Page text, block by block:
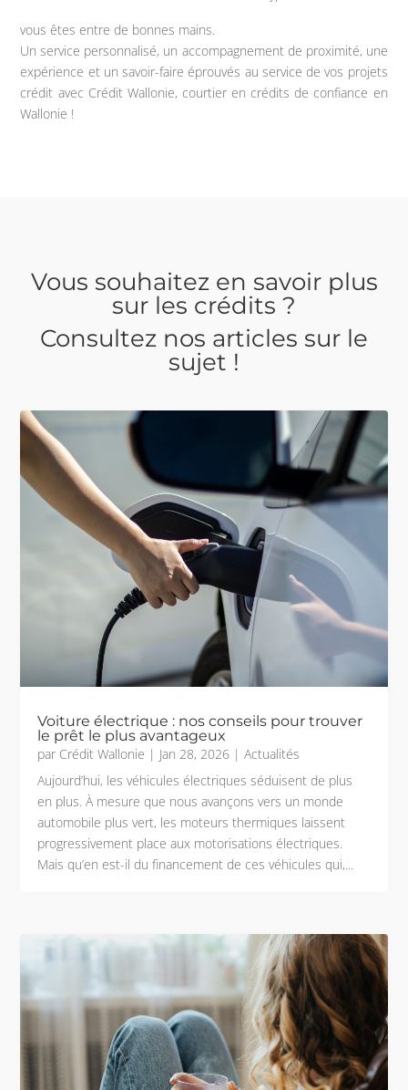
vous êtes entre de bonnes mains.
Un service personnalisé, un accompagnement de proximité, une
expérience et un savoir-faire éprouvés au service de vos projets
crédit avec Crédit Wallonie, courtier en crédits de confiance en
Wallonie !
Vous souhaitez en savoir plus
sur les crédits ?
Consultez nos articles sur le
sujet !
Voiture électrique : nos conseils pour trouver
le prêt le plus avantageux
par Crédit Wallonie | Jan 28, 2026 |Actualités
Aujourd’hui, les véhicules électriques séduisent de plus
en plus. À mesure que nous avançons vers un monde
automobile plus vert, les moteurs thermiques laissent
progressivement place aux motorisations électriques.
Mais qu’en est-il du financement de ces véhicules qui,...